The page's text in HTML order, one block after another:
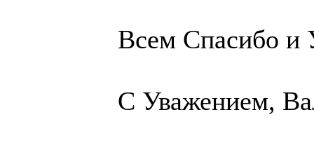
Всем Спасибо и
С Уважением,